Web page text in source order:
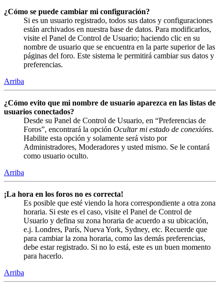
¿Cómo se puede cambiar mi configuración?
Si es un usuario registrado, todos sus datos y configuraciones
están archivados en nuestra base de datos. Para modificarlos,
visite el Panel de Control de Usuario; haciendo clic en su
nombre de usuario que se encuentra en la parte superior de las
páginas del foro. Este sistema le permitirá cambiar sus datos y
preferencias.
Arriba
¿Cómo evito que mi nombre de usuario aparezca en las listas de
usuarios conectados?
Desde su Panel de Control de Usuario, en “Preferencias de
Foros”, encontrará la opción Ocultar mi estado de conexións.
Habilite esta opción y solamente será visto por
Administradores, Moderadores y usted mismo. Se le contará
como usuario oculto.
Arriba
¡La hora en los foros no es correcta!
Es posible que esté viendo la hora correspondiente a otra zona
horaria. Si este es el caso, visite el Panel de Control de
Usuario y defina su zona horaria de acuerdo a su ubicación,
e.j. Londres, París, Nueva York, Sydney, etc. Recuerde que
para cambiar la zona horaria, como las demás preferencias,
debe estar registrado. Si no lo está, este es un buen momento
para hacerlo.
Arriba